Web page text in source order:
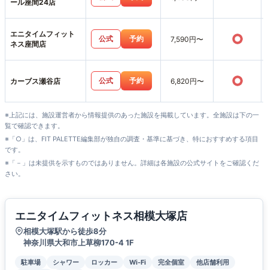
ール座間24店
エニタイムフィット
ネス座間店
公式 予約 7,590円〜 ○
カーブス瀬谷店 公式 予約 6,820円〜 ○
※上記には、施設運営者から情報提供のあった施設を掲載しています。全施設は下の一
覧で確認できます。
※「○」は、FIT PALETTE編集部が独自の調査・基準に基づき、特におすすめする項目
です。
※「－」は未提供を示すものではありません。詳細は各施設の公式サイトをご確認くだ
さい。
エニタイムフィットネス相模大塚店
相模大塚駅から徒歩8分
神奈川県大和市上草柳170-4 1F
駐車場 シャワー ロッカー Wi-Fi 完全個室 他店舗利用